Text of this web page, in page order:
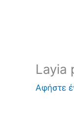
Layia
Αφήστε